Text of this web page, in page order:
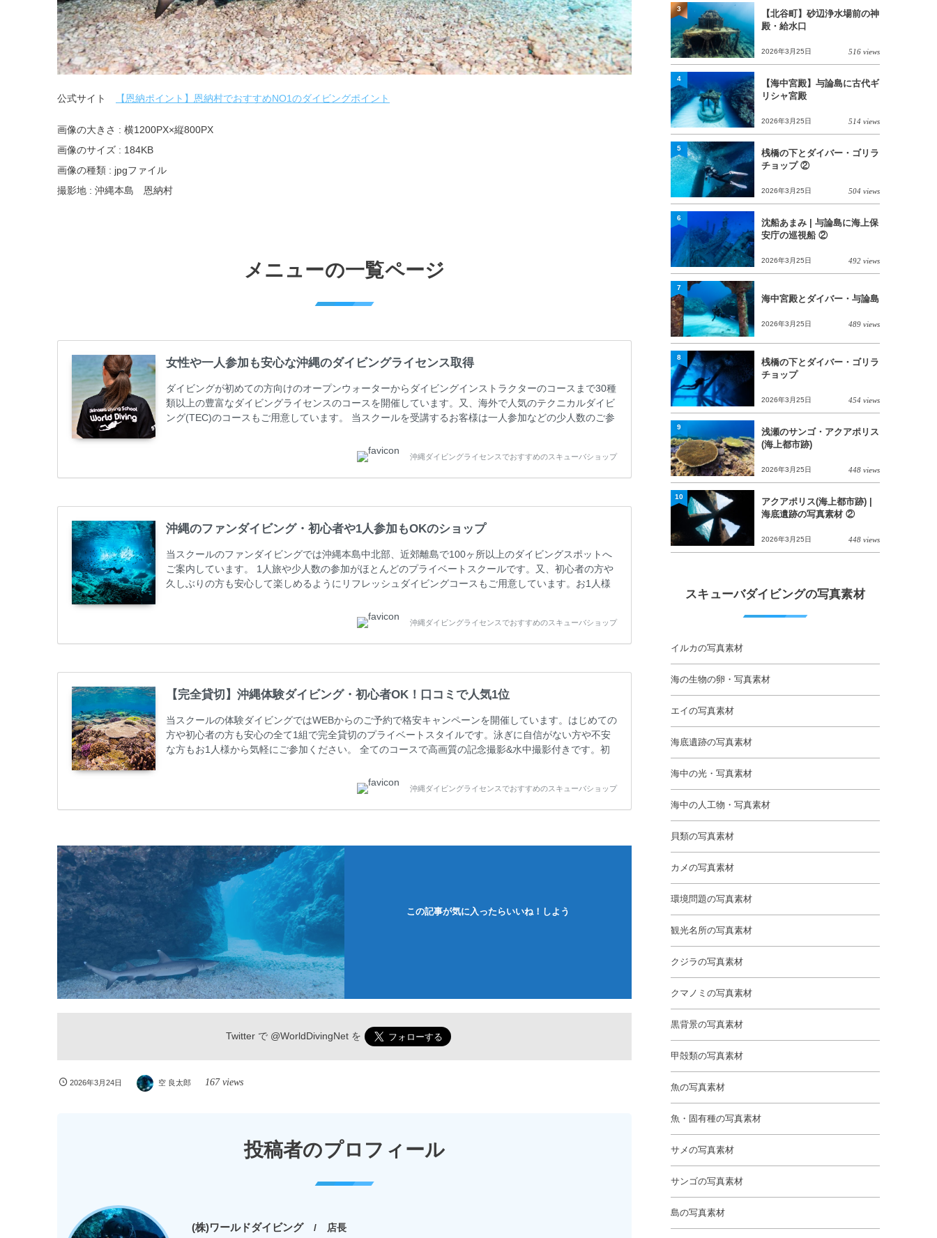
公式サイト 【恩納ポイント】恩納村でおすすめNO1のダイビングポイント
画像の大きさ : 横1200PX×縦800PX
画像のサイズ : 184KB
画像の種類 : jpgファイル
撮影地 : 沖縄本島 恩納村
メニューの一覧ページ
女性や一人参加も安心な沖縄のダイビングライセンス取得
ダイビングが初めての方向けのオープンウォーターからダイビングインストラクターのコースまで30種
類以上の豊富なダイビングライセンスのコースを開催しています。又、海外で人気のテクニカルダイビ
ング(TEC)のコースもご用意しています。 当スクールを受講するお客様は一人参加などの少人数のご参
ス取得コースは年間を通じてキャンペーンを行っています。 ベーシックダイバー(Cカード) 1日間+eラ
ーニング 最安値キャンペーン ￥22800(税込) ￥16800(税込) 器材 / 送迎 / 保険 / 全て込み ダイビン
グ...
沖縄ダイビングライセンスでおすすめのスキューバショップ
沖縄のファンダイビング・初心者や1人参加もOKのショップ
当スクールのファンダイビングでは沖縄本島中北部、近郊離島で100ヶ所以上のダイビングスポットへ
ご案内しています。 1人旅や少人数の参加がほとんどのプライベートスクールです。又、初心者の方や
久しぶりの方も安心して楽しめるようにリフレッシュダイビングコースもご用意しています。お1人様
ンダイビングのリピーター様はファンダイビングの全てのコース費が10%OFF、フル器材レンタルが
50%OFFになります。 沖縄本島周辺ビーチ・ファンダイビング ￥13800(税込)【 2ビーチ 】 ウエイ
ト / タンク / 送迎...
沖縄ダイビングライセンスでおすすめのスキューバショップ
【完全貸切】沖縄体験ダイビング・初心者OK！口コミで人気1位
当スクールの体験ダイビングではWEBからのご予約で格安キャンペーンを開催しています。はじめての
方や初心者の方も安心の全て1組で完全貸切のプライベートスタイルです。泳ぎに自信がない方や不安
な方もお1人様から気軽にご参加ください。 全てのコースで高画質の記念撮影&水中撮影付きです。初
ビング 格安キャンペーン！！￥16800 ￥11800(税込) 器材 / 送迎 / 保険 / 全て込み ダイビングがはじ
めての方や初心者でも気軽に体験できる半日のコース。沖縄本島のビーチからのんびりダイビングを楽
しめます...
沖縄ダイビングライセンスでおすすめのスキューバショップ
この記事が気に入ったらいいね！しよう
Twitter で @WorldDivingNetを
2026年3月24日 空 良太郎 167 views
投稿者のプロフィール
(株)ワールドダイビング 店長
【北谷町】砂辺浄水場前の神
殿・給水口
2026年3月25日 516 views
3
【海中宮殿】与論島に古代ギ
リシャ宮殿
2026年3月25日 514 views
4
桟橋の下とダイバー・ゴリラ
チョップ ②
2026年3月25日 504 views
5
沈船あまみ | 与論島に海上保
安庁の巡視船 ②
2026年3月25日 492 views
6
海中宮殿とダイバー・与論島
2026年3月25日 489 views
7
桟橋の下とダイバー・ゴリラ
チョップ
2026年3月25日 454 views
8
浅瀬のサンゴ・アクアポリス
(海上都市跡)
2026年3月25日 448 views
9
アクアポリス(海上都市跡) |
海底遺跡の写真素材 ②
2026年3月25日 448 views
10
スキューバダイビングの写真素材
イルカの写真素材
海の生物の卵・写真素材
エイの写真素材
海底遺跡の写真素材
海中の光・写真素材
海中の人工物・写真素材
貝類の写真素材
カメの写真素材
環境問題の写真素材
観光名所の写真素材
クジラの写真素材
クマノミの写真素材
黒背景の写真素材
甲殻類の写真素材
魚の写真素材
魚・固有種の写真素材
サメの写真素材
サンゴの写真素材
島の写真素材